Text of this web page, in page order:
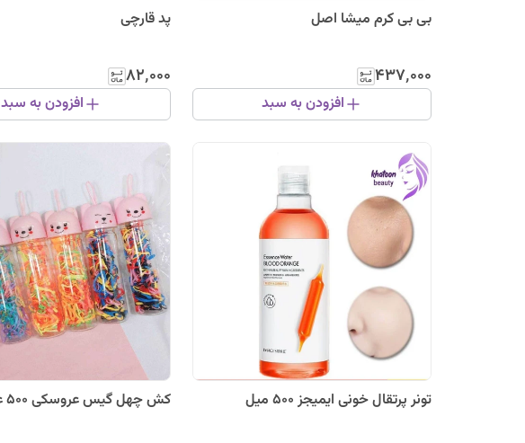
بی بی کرم میشا اصل
۴۳۷٬۰۰۰
افزودن به سبد
پد قارچی
۸۲٬۰۰۰
افزودن به سبد
تونر پرتقال خونی ایمیجز 500 میل کش چهل گیس عروسکی 500 عددی